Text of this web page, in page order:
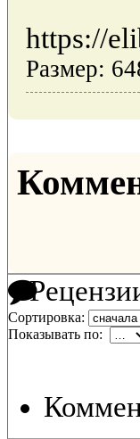
https://
Размер:
Сортировка:
Показывать по: